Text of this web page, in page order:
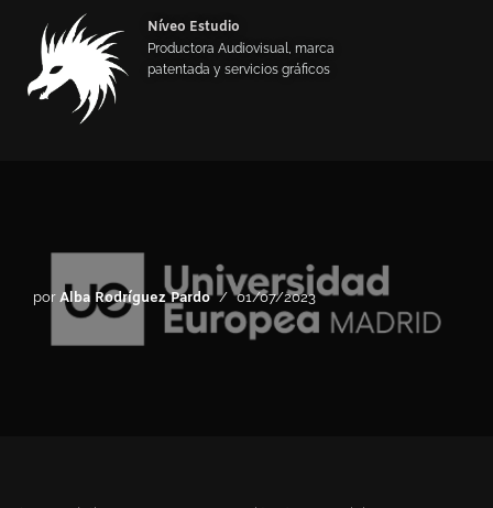
Saltar
al
contenido
Níveo Estudio
Productora Audiovisual, marca
patentada y servicios gráficos
por Alba Rodríguez Pardo 01/07/2023